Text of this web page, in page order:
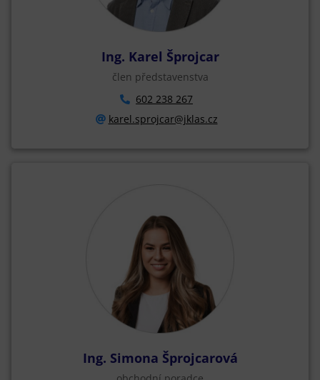
Ing. Karel Šprojcar
člen představenstva
602 238 267
karel.sprojcar@jklas.cz
Ing. Simona Šprojcarová